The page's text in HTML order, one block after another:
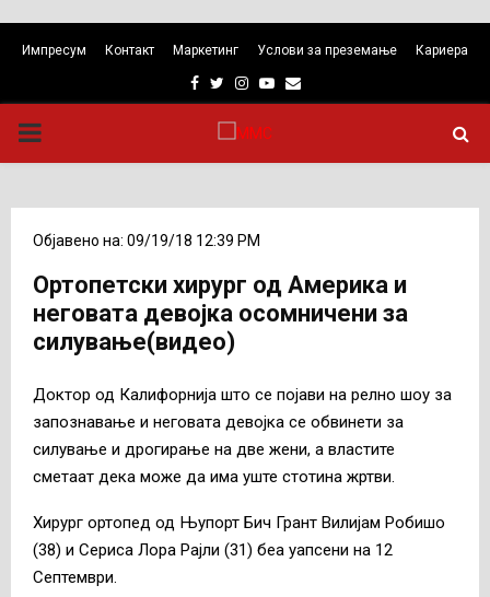
Импресум Контакт Маркетинг Услови за преземање Кариера
Facebook
TwitterInstagram
Youtube
Email
PRIMARY
Објавено на: 09/19/18 12:39 PM
Ортопетски хирург од Америка и
неговата девојка осомничени за
силување(видео)
Доктор од Калифорнија што се појави на релно шоу за
запознавање и неговата девојка се обвинети за
силување и дрогирање на две жени, а властите
сметаат дека може да има уште стотина жртви.
Хирург ортопед од Њупорт Бич Грант Вилијам Робишо
(38) и Сериса Лора Рајли (31) беа уапсени на 12
Септември.